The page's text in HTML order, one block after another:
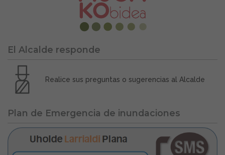
El Alcalde responde
Realice sus preguntas o sugerencias al Alcalde
Plan de Emergencia de inundaciones